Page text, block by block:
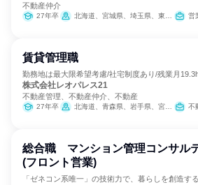
不動産仲介
27年卒 北海道、宮城県、埼玉県、東京都、神奈川県、愛知県、滋賀県、京都府、大阪府、兵庫県、広島県、福岡県、鹿児島県 営
賃貸管理職
勤務地は最大限希望考慮/社宅制度あり/残業月
株式会社レオパレス21
不動産管理、不動産仲介、不動産
27年卒 北海道、青森県、岩手県、宮城県、秋田県、山形県、福島県、茨城県、栃木県、群馬県、埼玉県、千葉県、東京都、神奈川県、新潟県、富山県、石川県、福井県、山梨県、長野県、岐阜県、静岡県、愛知県、三重県、滋賀県、京都府、大阪府、兵庫県、奈良県、和歌山県、鳥取県、島根県、岡山県、広島県、山口県、徳島県、香川県、愛媛県、高知県、福岡県、佐賀県、長崎県、熊本県、大分県、宮崎県、鹿児島県 不動
総合職 マンション管理コンサル
(フロント営業)
「ゼネコン系唯一」の技術力で、暮らしを創造す